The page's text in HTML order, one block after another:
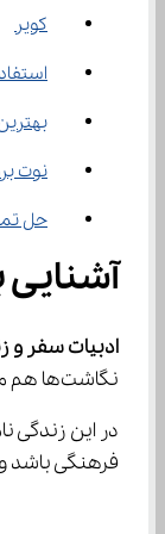
کویر
نوت
حل
آشنایی
ادبيات سفر و
نگاشت‌ها هم معروف هستند در این بخش از ادبیات جای می‌گیرند.
فرهنگی باشد و